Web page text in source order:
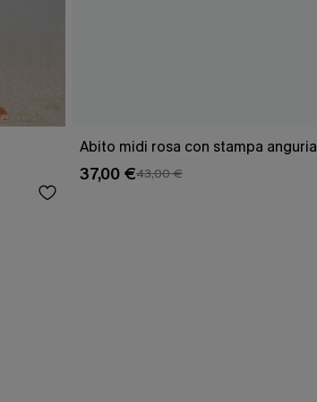
Abito midi rosa con stampa anguria
37,00 €43,00 €